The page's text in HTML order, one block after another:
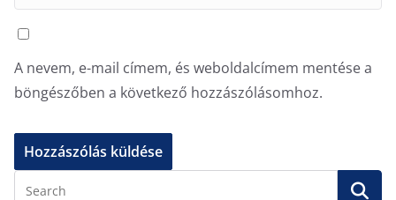
A nevem, e-mail címem, és weboldalcímem mentése a
böngészőben a következő hozzászólásomhoz.